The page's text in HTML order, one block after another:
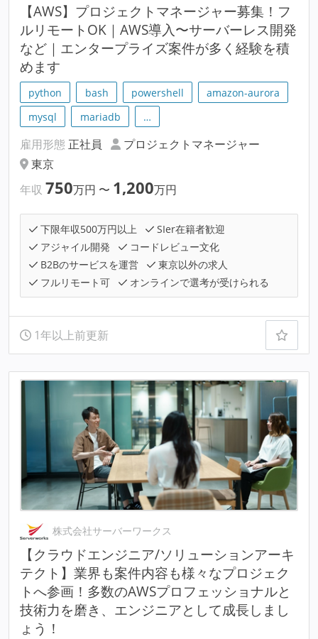
【AWS】プロジェクトマネージャー募集！フ
ルリモートOK｜AWS導入〜サーバーレス開発
など｜エンタープライズ案件が多く経験を積
めます
python bash powershell
amazon-aurora
mysql
mariadb …
雇用形態 正社員
プロジェクトマネージャー
東京
年収 750万円 〜 1,200万円
下限年収500万円以上
SIer在籍者歓迎
アジャイル開発
コードレビュー文化
B2Bのサービスを運営
東京以外の求人
フルリモート可
オンラインで選考が受けられる
1年以上前更新
株式会社サーバーワークス
【クラウドエンジニア/ソリューションアーキ
テクト】業界も案件内容も様々なプロジェク
トへ参画！多数のAWSプロフェッショナルと
技術力を磨き、エンジニアとして成長しまし
ょう！